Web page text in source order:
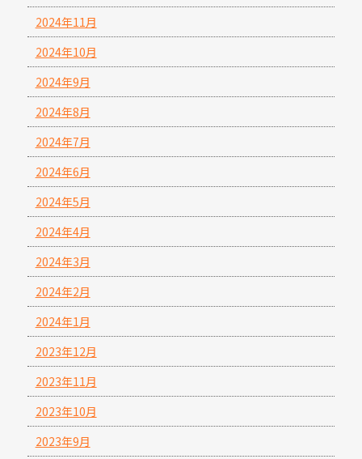
2024年11月
2024年10月
2024年9月
2024年8月
2024年7月
2024年6月
2024年5月
2024年4月
2024年3月
2024年2月
2024年1月
2023年12月
2023年11月
2023年10月
2023年9月